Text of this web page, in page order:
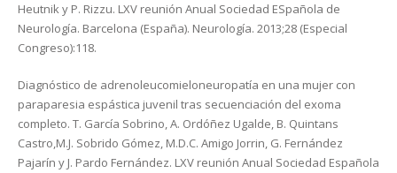
Heutnik y P. Rizzu. LXV reunión Anual Sociedad ESpañola de
Neurología. Barcelona (España). Neurología. 2013;28 (Especial
Congreso):118.
Diagnóstico de adrenoleucomieloneuropatía en una mujer con
paraparesia espástica juvenil tras secuenciación del exoma
completo. T. García Sobrino, A. Ordóñez Ugalde, B. Quintans
Castro,M.J. Sobrido Gómez, M.D.C. Amigo Jorrin, G. Fernández
Pajarín y J. Pardo Fernández. LXV reunión Anual Sociedad Española